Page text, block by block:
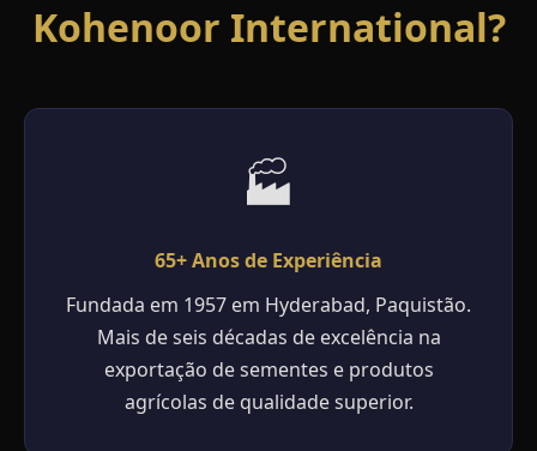
Kohenoor International?
🏭
65+ Anos de Experiência
Fundada em 1957 em Hyderabad, Paquistão.
Mais de seis décadas de excelência na
exportação de sementes e produtos
agrícolas de qualidade superior.